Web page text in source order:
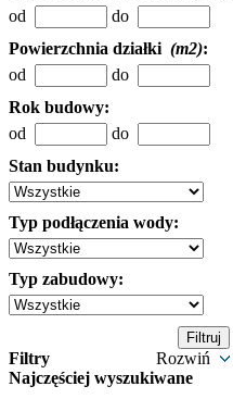
od
do
Powierzchnia działki (m2):
od
do
Rok budowy:
od
do
Stan budynku:
Typ podłączenia wody:
Typ zabudowy:
Filtry
Rozwiń
Najczęściej wyszukiwane